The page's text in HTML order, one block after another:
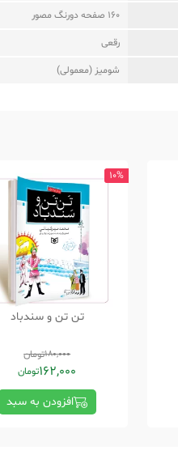
160 صفحه دورنگ مصور
رقعی
شومیز (معمولی)
10%
تن تن و سندباد
180,000تومان
162,000تومان
افزودن به سبد